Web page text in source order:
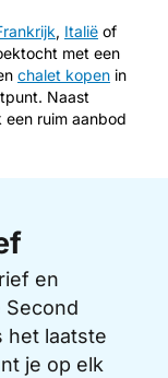
, Italië of
met een
chalet kopen in
Naast
ruim aanbod
en
Second
het laatste
je op elk